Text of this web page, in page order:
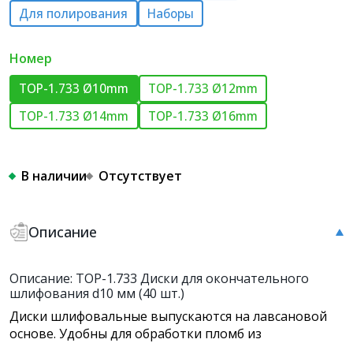
Для полирования
Наборы
Номер
ТОР-1.733 Ø10mm
ТОР-1.733 Ø12mm
ТОР-1.733 Ø14mm
ТОР-1.733 Ø16mm
В наличии Отсутствует
Описание
Описание: ТОР-1.733 Диски для окончательного
шлифования d10 мм (40 шт.)
Диски шлифовальные выпускаются на лавсановой
основе. Удобны для обработки пломб из